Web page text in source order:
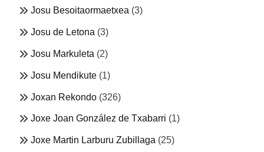
Josu Besoitaormaetxea (3)
Josu de Letona (3)
Josu Markuleta (2)
Josu Mendikute (1)
Joxan Rekondo (326)
Joxe Joan González de Txabarri (1)
Joxe Martin Larburu Zubillaga (25)